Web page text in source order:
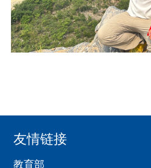
友情链接
教育部